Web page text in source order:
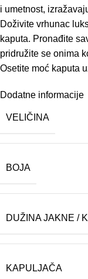
i umetnost,
Doživite vrhunac
kaputa. Pronađite
pridružite se onima
Osetite moć kaputa
Dodatne informacije
VELIČINA
BOJA
DUŽINA JAKNE /
KAPULJAČA